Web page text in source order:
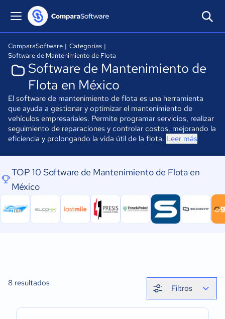
ComparaSoftware | Categorías |
Software de Mantenimiento de Flota
Software de Mantenimiento de
Flota en México
El software de mantenimiento de flota es una herramienta
que ayuda a gestionar y optimizar el mantenimiento de
vehículos empresariales. Permite programar servicios, realizar
seguimiento de reparaciones y controlar costos, mejorando la
eficiencia y prolongando la vida útil de la flota. Leer más
TOP 10 Software de Mantenimiento de Flota en
México
8 resultados
Filtros